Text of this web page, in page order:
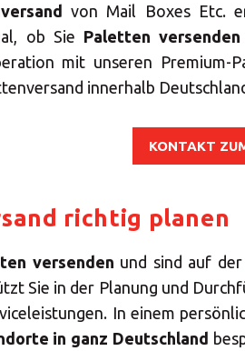
von Mail Boxes Etc.
ob Sie Paletten versenden
mit unseren Premium-
innerhalb
KONTAKT
richtig planen
versenden und sind auf
Sie in der Planung und
In einem
in ganz Deutschland